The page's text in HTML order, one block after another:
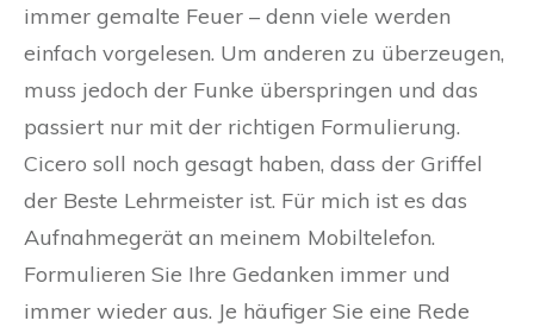
immer gemalte Feuer – denn viele werden
einfach vorgelesen. Um anderen zu überzeugen,
muss jedoch der Funke überspringen und das
passiert nur mit der richtigen Formulierung.
Cicero soll noch gesagt haben, dass der Griffel
der Beste Lehrmeister ist. Für mich ist es das
Aufnahmegerät an meinem Mobiltelefon.
Formulieren Sie Ihre Gedanken immer und
immer wieder aus. Je häufiger Sie eine Rede